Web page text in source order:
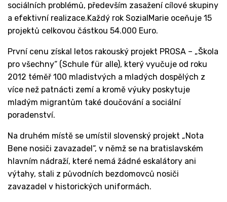
sociálních problémů, především zasažení cílové skupiny
a efektivní realizace.Každý rok SozialMarie oceňuje 15
projektů celkovou částkou 54.000 Euro.
První cenu získal letos rakouský projekt PROSA – „Škola
pro všechny“ (Schule für alle), který vyučuje od roku
2012 téměř 100 mladistvých a mladých dospělých z
více než patnácti zemí a kromě výuky poskytuje
mladým migrantům také doučování a sociální
poradenství.
Na druhém místě se umístil slovenský projekt „Nota
Bene nosiči zavazadel“, v němž se na bratislavském
hlavním nádraží, které nemá žádné eskalátory ani
výtahy, stali z původních bezdomovců nosiči
zavazadel v historických uniformách.